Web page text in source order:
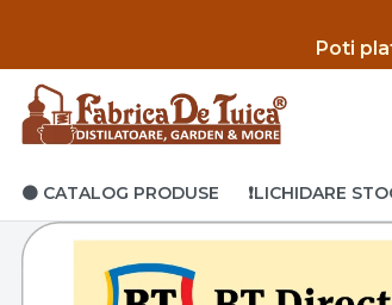
Poti p
🟤 CATALOG PRODUSE ❗LICHIDARE